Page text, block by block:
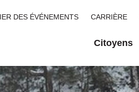
DES ÉVÉNEMENTS CARRIÈRE
Citoyens